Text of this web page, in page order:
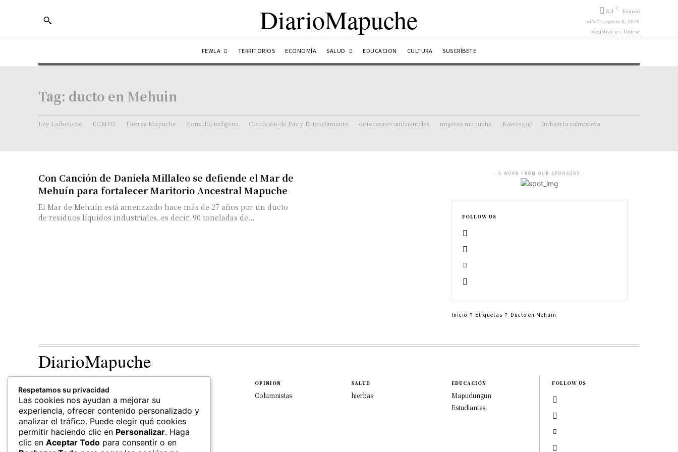
DiarioMapuche 3.3 C Temuco
sábado, agosto 8, 2026
Registrarse / Unirse
FEWLA TERRITORIOS ECONOMÍA SALUD EDUCACION CULTURA SUSCRÍBETE
Tag: ducto en Mehuin
Ley Lafkenche ECMPO Tierras Mapuche Consulta indígena Comisión de Paz y Entendimiento defensores ambientales mujeres mapuche Kawésqar industria salmonera
Con Canción de Daniela Millaleo se defiende el Mar de
Mehuín para fortalecer Maritorio Ancestral Mapuche
El Mar de Mehuín está amenazado hace más de 27 años por un ducto
de residuos líquidos industriales, es decir, 90 toneladas de...
- A WORD FROM OUR SPONSORS -
FOLLOW US
Inicio Etiquetas Ducto en Mehuin
DiarioMapuche
OPINION
Columnistas
SALUD
hierbas
EDUCACIÓN
Mapudungun
Estudiantes
FOLLOW US
Respetamos su privacidad
Las cookies nos ayudan a mejorar su
experiencia, ofrecer contenido personalizado y
analizar el tráfico. Puede elegir qué cookies
permitir haciendo clic en Personalizar. Haga
clic en Aceptar Todo para consentir o en